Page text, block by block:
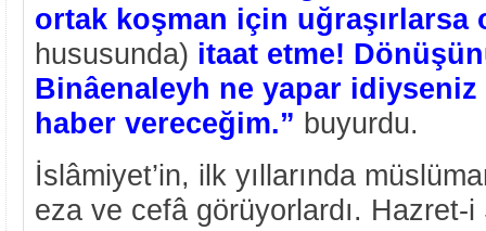
ortak koşman için uğraşırlarsa
hususunda) itaat etme!
Binâenaleyh ne yapar idiyseniz
haber vereceğim.” buyurdu.
İslâmiyet’in, ilk yıllarında
eza ve cefâ görüyorlardı. Hazret-i